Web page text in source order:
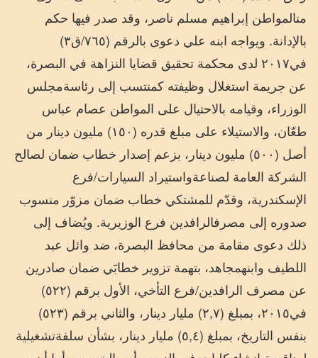
منالمواطن إبراهيم مسلم ناصر، وقد صدر فيها حكم
بالإدانة. ويواجه ابنه علي دعوى بالرقم (٧٦٥/ق٣ )
في٢٠١٧ لدى محكمة تحقيق قضايا النزاهة في البصرة،
عن جريمة استغلال وظيفته كمنتسب إلى رئاسةمجلس
الوزراء، وقيامه بالاحتيال على المواطن عصام عباس
طعّان، والاستيلاء على مبلغ قدره (١٥٠) مليون دينار من
أصل (٥٠٠) مليون دينار، بزعم إصدار خطاب ضمان لصالح
الشركة العامة لصناعةواستيراد السيارات/فرع
الإسكندرية، وقدّم للمشتكي خطاب ضمان مزوّر منسوب
صدوره إلى مصرفالرافدين فرع الوزيرية. ويُضاف إلى
ذلك دعوى مقامة من محافظ البصرة، ضد وائل عبد
اللطيف وابنهمجاهد، بتهمة تزوير خطابَي ضمان صادرين
عن مصرف الرافدين/فرع التأخي، الأول برقم (٥٢٢)
في٢٠١٥، بمبلغ ( ٢,٧ ) مليار دينار، والثاني برقم (٥٢٣)
بنفس التاريخ، بمبلغ ( ٥,٤ ) مليار دينار، بشأن سلفةتشغيلية